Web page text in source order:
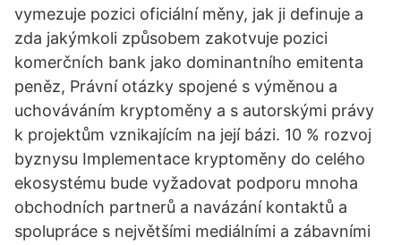
vymezuje pozici oficiální měny, jak ji definuje a
zda jakýmkoli způsobem zakotvuje pozici
komerčních bank jako dominantního emitenta
peněz, Právní otázky spojené s výměnou a
uchováváním kryptoměny a s autorskými právy
k projektům vznikajícím na její bázi. 10 % rozvoj
byznysu Implementace kryptoměny do celého
ekosystému bude vyžadovat podporu mnoha
obchodních partnerů a navázání kontaktů a
spolupráce s největšími mediálními a zábavními